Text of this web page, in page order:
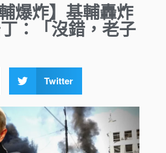
爆炸】基輔轟炸
：「沒錯，老子
Twitter